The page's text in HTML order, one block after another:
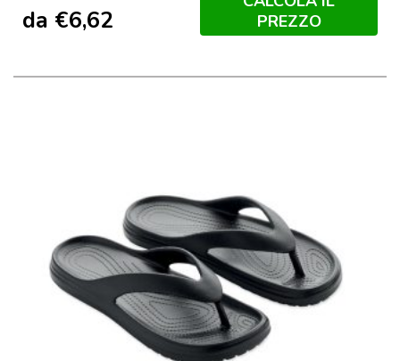
da €6,62
PREZZO